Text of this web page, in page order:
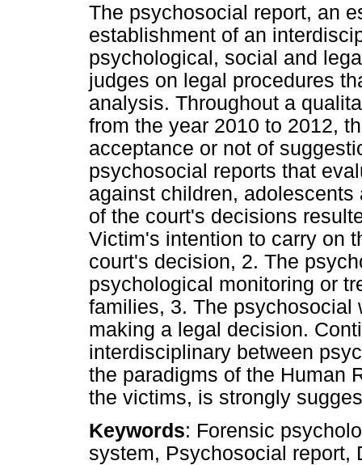
The psychosocial report, an
establishment of an
psychological, social and
judges on legal procedures
analysis. Throughout a
from the year 2010 to 2012,
acceptance or not of
psychosocial reports that
against children,
of the court's decisions
Victim's intention to carry on
court's decision, 2. The
psychological monitoring or
families, 3. The psychosocial
making a legal decision.
interdisciplinary between
the paradigms of the Human
the victims, is strongly
Keywords: Forensic
system, Psychosocial report,